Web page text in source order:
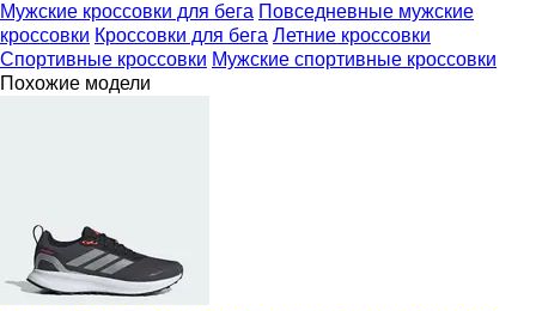
Мужские кроссовки для бега Повседневные мужские
кроссовки Кроссовки для бега Летние кроссовки
Спортивные кроссовки Мужские спортивные кроссовки
Похожие модели